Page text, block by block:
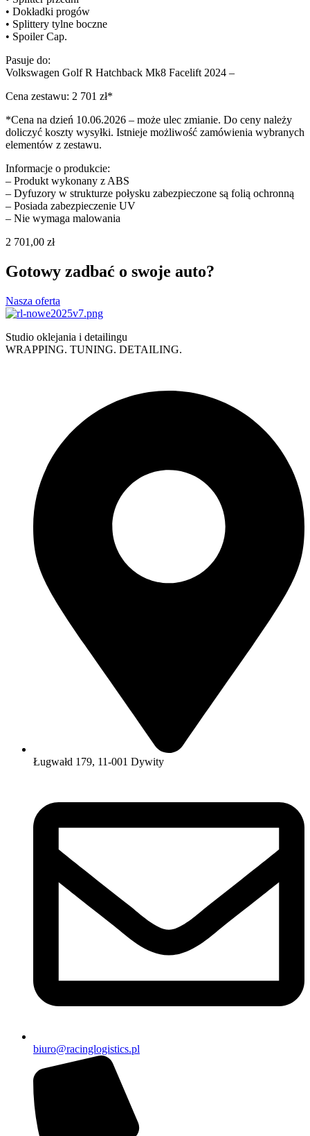
• Dokładki progów
• Splittery tylne boczne
• Spoiler Cap.
Pasuje do:
Volkswagen Golf R Hatchback Mk8 Facelift 2024 –
Cena zestawu: 2 701 zł*
*Cena na dzień 10.06.2026 – może ulec zmianie. Do ceny należy
doliczyć koszty wysyłki. Istnieje możliwość zamówienia wybranych
elementów z zestawu.
Informacje o produkcie:
– Produkt wykonany z ABS
– Dyfuzory w strukturze połysku zabezpieczone są folią ochronną
– Posiada zabezpieczenie UV
– Nie wymaga malowania
2 701,00 zł
Gotowy zadbać o swoje auto?
Nasza oferta
Studio oklejania i detailingu
WRAPPING. TUNING. DETAILING.
Ługwałd 179, 11-001 Dywity
biuro@racinglogistics.pl